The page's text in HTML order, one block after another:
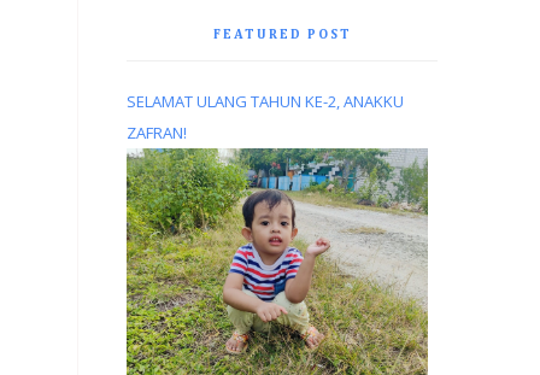
FEATURED POST
SELAMAT ULANG TAHUN KE-2, ANAKKU
ZAFRAN!